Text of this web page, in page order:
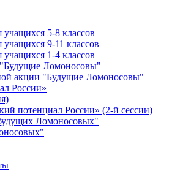
5-8 классов
9-11 классов
1-4 классов
"Будущие Ломоносовы"
акции "Будущие Ломоносовы"
России»
потенциал России» (2-й сессии)
Ломоносовых"